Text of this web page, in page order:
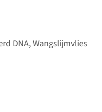
DNA, Wangslijmvlies